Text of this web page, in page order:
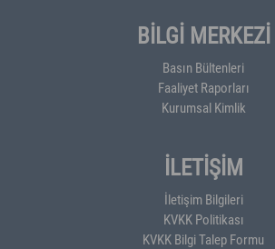
BİLGİ MERKEZİ
Basın Bültenleri
Faaliyet Raporları
Kurumsal Kimlik
İLETİŞİM
İletişim Bilgileri
KVKK Politikası
KVKK Bilgi Talep Formu